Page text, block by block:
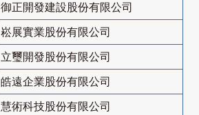
御正開發建設股份有限公司
崧展實業股份有限公司
立璽開發股份有限公司
皓遠企業股份有限公司
慧術科技股份有限公司